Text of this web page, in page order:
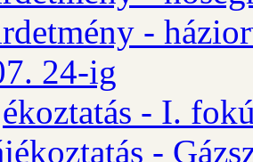
-
24-ig
- I.
-